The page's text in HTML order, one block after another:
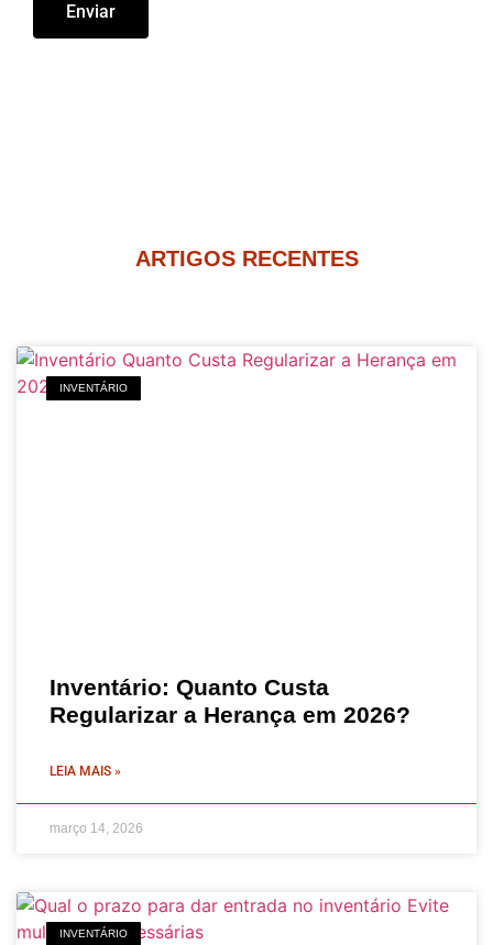
Enviar
ARTIGOS RECENTES
INVENTÁRIO
Inventário: Quanto Custa
Regularizar a Herança em 2026?
LEIA MAIS »
março 14, 2026
INVENTÁRIO